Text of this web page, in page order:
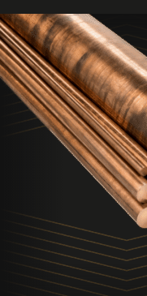
Visualizza
il
prodotto